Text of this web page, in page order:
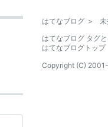
はてなブログ > 未
はてなブログ タグ
はてなブログトップ
Copyright (C) 2001-